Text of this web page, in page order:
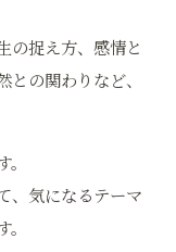
の捉え方、感情と
の関わりなど、
、気になるテーマ